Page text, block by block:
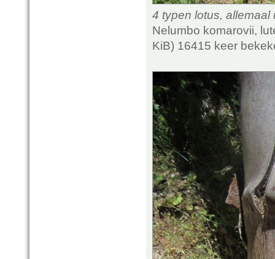
4 typen lotus, allemaal
Nelumbo komarovii,
KiB) 16415 keer